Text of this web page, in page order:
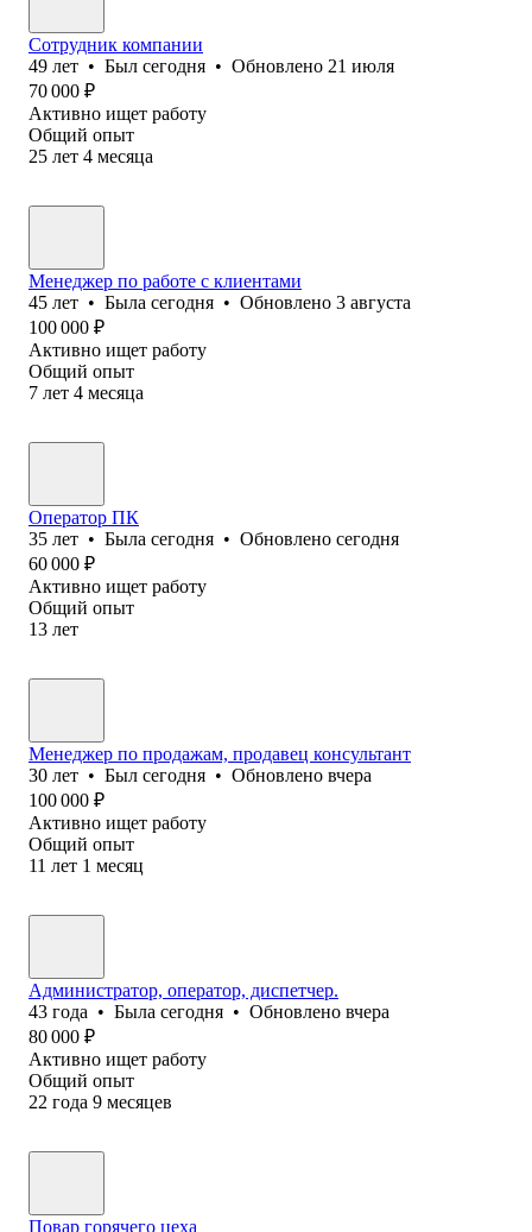
Сотрудник компании
49 лет • Был сегодня • Обновлено 21 июля
70 000 ₽
Активно ищет работу
Общий опыт
25 лет 4 месяца
Менеджер по работе с клиентами
45 лет • Была сегодня • Обновлено 3 августа
100 000 ₽
Активно ищет работу
Общий опыт
7 лет 4 месяца
Оператор ПК
35 лет • Была сегодня • Обновлено сегодня
60 000 ₽
Активно ищет работу
Общий опыт
13 лет
Менеджер по продажам, продавец консультант
30 лет • Был сегодня • Обновлено вчера
100 000 ₽
Активно ищет работу
Общий опыт
11 лет 1 месяц
Администратор, оператор, диспетчер.
43 года • Была сегодня • Обновлено вчера
80 000 ₽
Активно ищет работу
Общий опыт
22 года 9 месяцев
Повар горячего цеха